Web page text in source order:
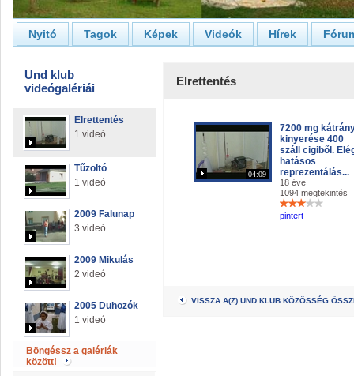
Nyitó Tagok Képek Videók Hírek
Und klub
videógalériái
Elrettentés
1 videó
Tűzoltó
1 videó
2009 Falunap
3 videó
2009 Mikulás
2 videó
2005 Duhozók
1 videó
Böngéssz a galériák
között!
Elrettentés
04:09
7200 mg
kinyerése 400
száll cigiből.
hatásos
reprezentálás...
18 éve
1094 megtekintés
pintert
VISSZA A(Z) UND KLUB KÖZÖSSÉG